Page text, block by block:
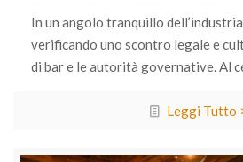
In un angolo tranquillo
verificando uno scontro legale e
di bar e le autorità governative. Al
Leggi Tutto